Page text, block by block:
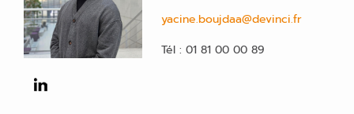
yacine.boujdaa@devinci.fr
Tél : 01 81 00 00 89